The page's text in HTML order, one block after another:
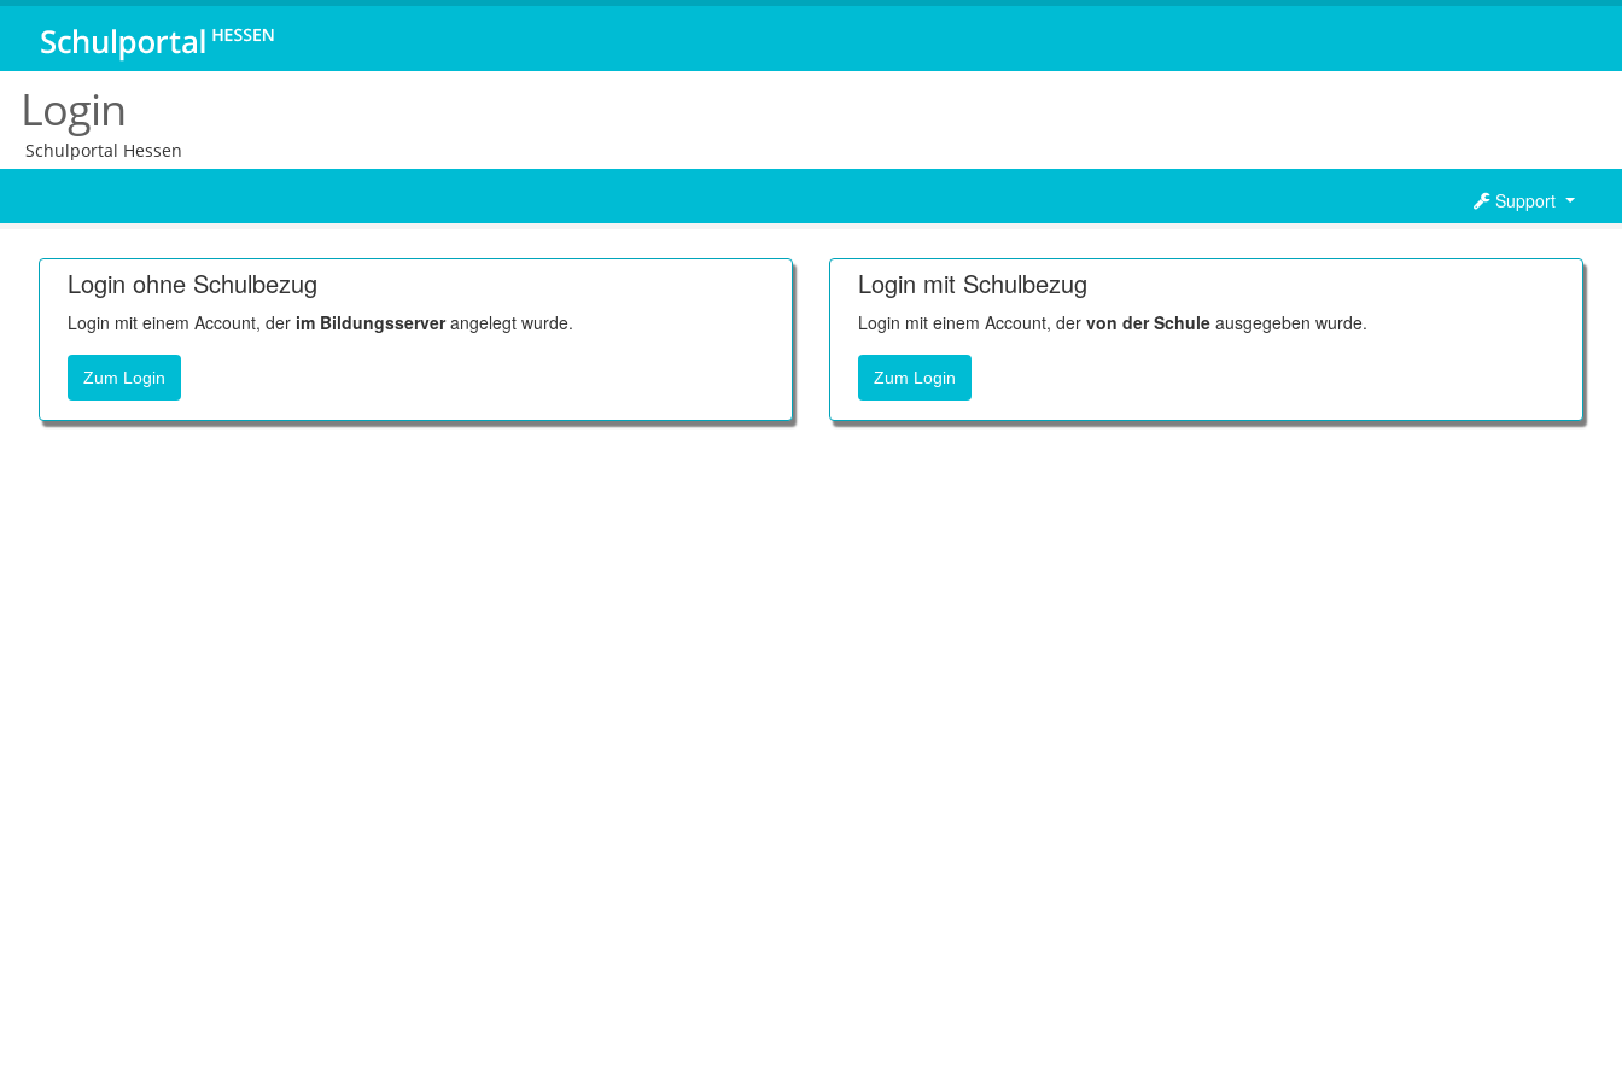
Login
Schulportal Hessen
Support
Login ohne Schulbezug
Login mit einem Account, der im Bildungsserverangelegt wurde.
Zum Login
Login mit Schulbezug
Login mit einem Account, der von der Schule ausgegeben wurde.
Zum Login